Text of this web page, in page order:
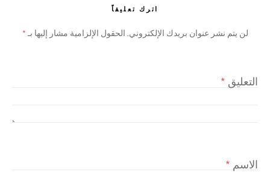
اترك تعليقاً
لن يتم نشر عنوان بريدك الإلكتروني. الحقول الإلزامية مشار إليها بـ *
التعليق *
الاسم *